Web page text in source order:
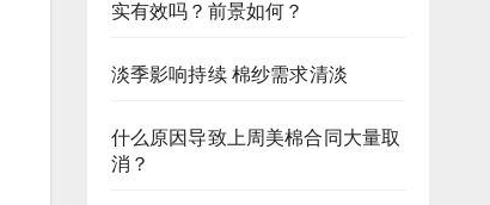
实有效吗？前景如何？
淡季影响持续 棉纱需求清淡
什么原因导致上周美棉合同大量取
消？